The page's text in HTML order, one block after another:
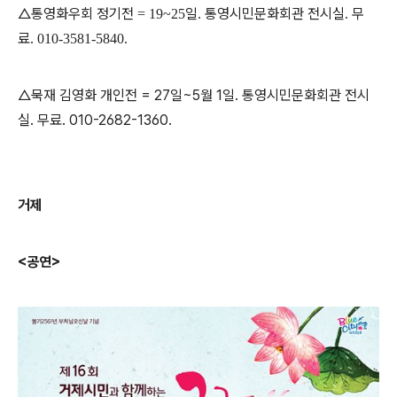
△통영화우회 정기전 = 19~25일. 통영시민문화회관 전시실. 무
료. 010-3581-5840.
△묵재 김영화 개인전 = 27일~5월 1일. 통영시민문화회관 전시
실. 무료. 010-2682-1360.
거제
<공연>